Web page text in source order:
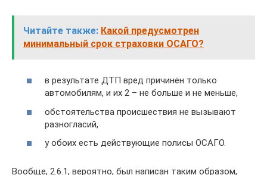
Читайте также: Какой предусмотрен
минимальный срок страховки ОСАГО?
в результате ДТП вред причинён только
автомобилям, и их 2 – не больше и не меньше,
обстоятельства происшествия не вызывают
разногласий,
у обоих есть действующие полисы ОСАГО.
Вообще, 2.6.1, вероятно, был написан таким образом,